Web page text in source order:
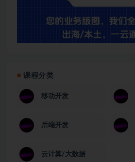
课程分类
移动开发
后端开发
云计算/大数据